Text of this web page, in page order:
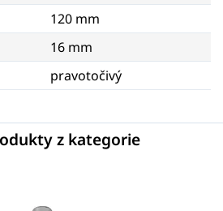
120 mm
16 mm
pravotočivý
z kategorie